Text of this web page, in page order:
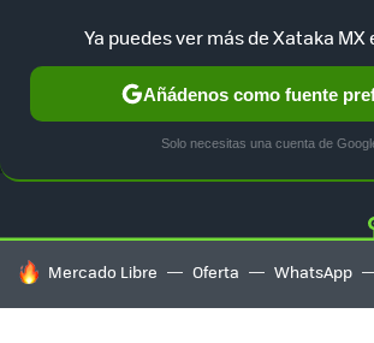
GUÍA DE COMPRAS
HOY SE HABLA DE
Mercado Libre Oferta WhatsApp
Ya puedes ver más de Xataka MX
Añádenos como fuente
Solo necesitas una cuenta de